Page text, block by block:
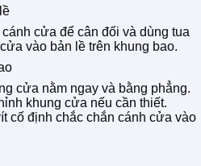
cửa để cân đối và dùng tua
vào bản lề trên khung bao.
cửa nằm ngay và bằng phẳng.
khung cửa nếu cần thiết.
cố định chắc chắn cánh cửa vào